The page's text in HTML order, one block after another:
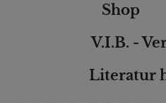
Shop
V.I.B. -
Literatur